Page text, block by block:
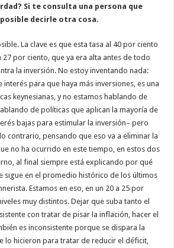
Si te consulta una persona que
decirle otra cosa.
La clave es que esta tasa al 40 por ciento
27 por ciento, que ya era alta antes de todo
la inversión. No estoy inventando nada:
interés para que haya más inversiones, es una
keynesianas, y no estamos hablando de
de políticas que aplican la mayoría de
bajas para estimular la inversión– pero
contrario, pensando que eso va a eliminar la
no ha ocurrido en este tiempo, en estos dos
al final siempre está explicando por qué
sigue en el promedio histórico de los últimos
Estamos en eso, en un 20 a 25 por
muy distintos. Dejar que suba tanto el
con tratar de pisar la inflación, hacer el
es inconsistente porque se dispara la
lo hicieron para tratar de reducir el déficit,